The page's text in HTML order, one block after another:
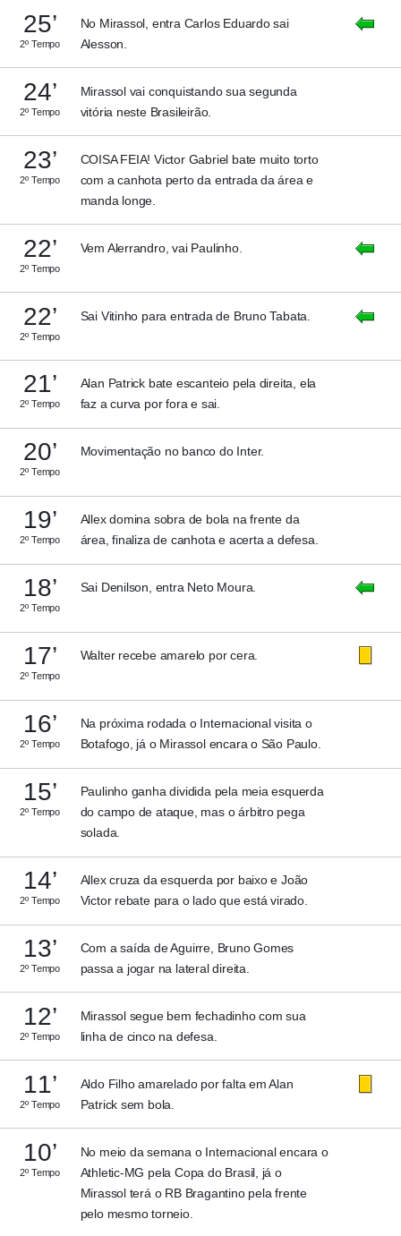
25’
2º Tempo
No Mirassol, entra Carlos Eduardo sai
Alesson.
24’
2º Tempo
Mirassol vai conquistando sua segunda
vitória neste Brasileirão.
23’
2º Tempo
COISA FEIA! Victor Gabriel bate muito torto
com a canhota perto da entrada da área e
manda longe.
22’
2º Tempo
Vem Alerrandro, vai Paulinho.
22’
2º Tempo
Sai Vitinho para entrada de Bruno Tabata.
21’
2º Tempo
Alan Patrick bate escanteio pela direita, ela
faz a curva por fora e sai.
20’
2º Tempo
Movimentação no banco do Inter.
19’
2º Tempo
Allex domina sobra de bola na frente da
área, finaliza de canhota e acerta a defesa.
18’
2º Tempo
Sai Denilson, entra Neto Moura.
17’
2º Tempo
Walter recebe amarelo por cera.
16’
2º Tempo
Na próxima rodada o Internacional visita o
Botafogo, já o Mirassol encara o São Paulo.
15’
2º Tempo
Paulinho ganha dividida pela meia esquerda
do campo de ataque, mas o árbitro pega
solada.
14’
2º Tempo
Allex cruza da esquerda por baixo e João
Victor rebate para o lado que está virado.
13’
2º Tempo
Com a saída de Aguirre, Bruno Gomes
passa a jogar na lateral direita.
12’
2º Tempo
Mirassol segue bem fechadinho com sua
linha de cinco na defesa.
11’
2º Tempo
Aldo Filho amarelado por falta em Alan
Patrick sem bola.
10’
2º Tempo
No meio da semana o Internacional encara o
Athletic-MG pela Copa do Brasil, já o
Mirassol terá o RB Bragantino pela frente
pelo mesmo torneio.